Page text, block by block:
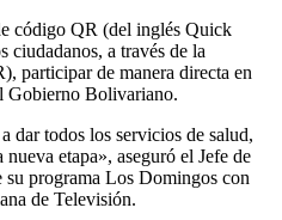
código QR (del inglés Quick
ciudadanos, a través de la
participar de manera directa en
Gobierno Bolivariano.
dar todos los servicios de salud,
etapa», aseguró el Jefe de
su programa Los Domingos con
de Televisión.